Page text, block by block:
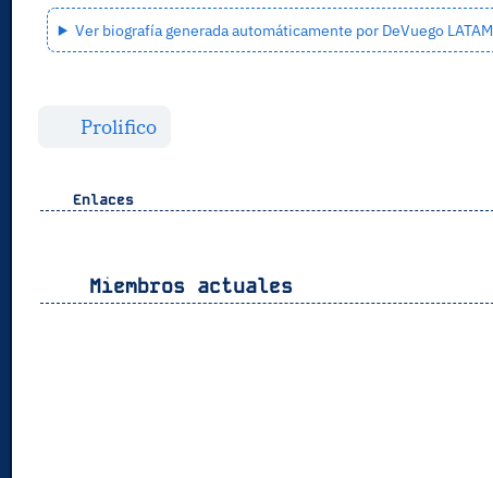
Ver biografía generada automáticamente por DeVuego LATAM
Prolifico
Enlaces
Miembros actuales